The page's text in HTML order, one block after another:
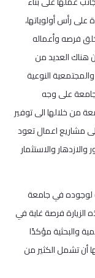
على رأس أولوياتها،
فرصه وأعماله
هناك العديد من
النوعية
على وجه
من خلالها الى توفير
الى مشاريع اعمال تعود
والاستثمار
لوجوده في جامعة
الزيارة فرصة غاية في
والبحثية مؤكدًا
أن تشمل الكثير من